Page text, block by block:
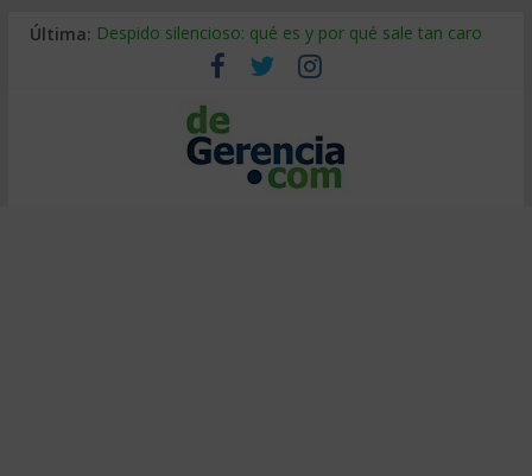
Última: Despido silencioso: qué es y por qué sale tan caro
La economía de Venezuela después del terremoto
Los 8 pasos de Kotter: liderar el cambio sin fracasar
Gestión de proyectos con IA: qué cambia en el oficio
IA y creatividad: cómo evitar que todos piensen igual